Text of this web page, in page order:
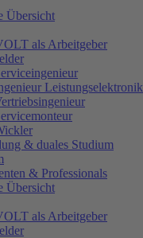
Übersicht
als Arbeitgeber
Leistungselektronik
& duales Studium
& Professionals
Übersicht
als Arbeitgeber